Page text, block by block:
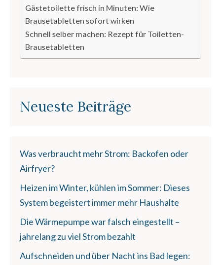
Gästetoilette frisch in Minuten: Wie
Brausetabletten sofort wirken
Schnell selber machen: Rezept für Toiletten-
Brausetabletten
Neueste Beiträge
Was verbraucht mehr Strom: Backofen oder
Airfryer?
Heizen im Winter, kühlen im Sommer: Dieses
System begeistert immer mehr Haushalte
Die Wärmepumpe war falsch eingestellt –
jahrelang zu viel Strom bezahlt
Aufschneiden und über Nacht ins Bad legen: